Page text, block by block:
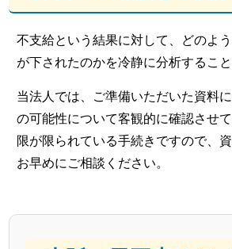
不支給という結果に対して、どのよ
が下されたのかを冷静に分析すること
当法人では、ご準備いただいた資料
の可能性について客観的に確認させ
限が限られている手続きですので、
お早めにご相談ください。